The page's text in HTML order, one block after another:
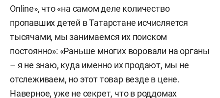
Online», что «на самом деле количество
пропавших детей в Татарстане исчисляется
тысячами, мы занимаемся их поиском
постоянно»: «Раньше многих воровали на органы
– я не знаю, куда именно их продают, мы не
отслеживаем, но этот товар везде в цене.
Наверное, уже не секрет, что в роддомах